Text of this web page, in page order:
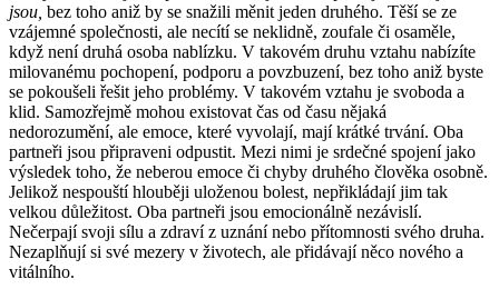
jsou, bez toho aniž by se snažili měnit jeden druhého. Těší se ze
vzájemné společnosti, ale necítí se neklidně, zoufale či osaměle,
když není druhá osoba nablízku. V takovém druhu vztahu nabízíte
milovanému pochopení, podporu a povzbuzení, bez toho aniž byste
se pokoušeli řešit jeho problémy. V takovém vztahu je svoboda a
klid. Samozřejmě mohou existovat čas od času nějaká
nedorozumění, ale emoce, které vyvolají, mají krátké trvání. Oba
partneři jsou připraveni odpustit. Mezi nimi je srdečné spojení jako
výsledek toho, že neberou emoce či chyby druhého člověka osobně.
Jelikož nespouští hlouběji uloženou bolest, nepřikládají jim tak
velkou důležitost. Oba partneři jsou emocionálně nezávislí.
Nečerpají svoji sílu a zdraví z uznání nebo přítomnosti svého druha.
Nezaplňují si své mezery v životech, ale přidávají něco nového a
vitálního.